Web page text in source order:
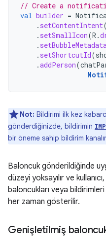
// Create a
val builder =
. setContentIntent(
. setSmallIcon(R .
. setBubbleMetadata
. setShortcutId(
.addPerson(
Not: Bildirimi ilk kez
gönderdiğinizde, bildirimin
bir öneme sahip bildirim
Baloncuk gönderildiğinde
düzeyi yoksayılır ve
baloncukları veya
her zaman gösterilir.
Genişletilmiş